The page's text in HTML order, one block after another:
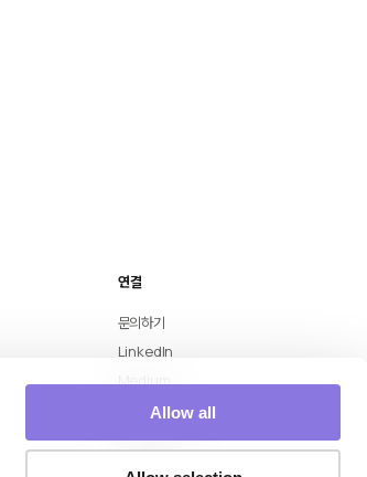
Allow all
연결
문의하기
LinkedIn
Medium
YouTube
Instagram